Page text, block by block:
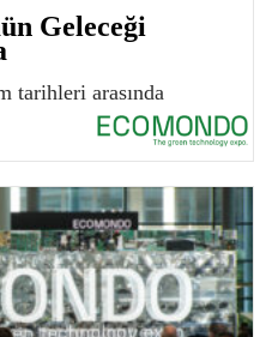
Geleceği
tarihleri arasında